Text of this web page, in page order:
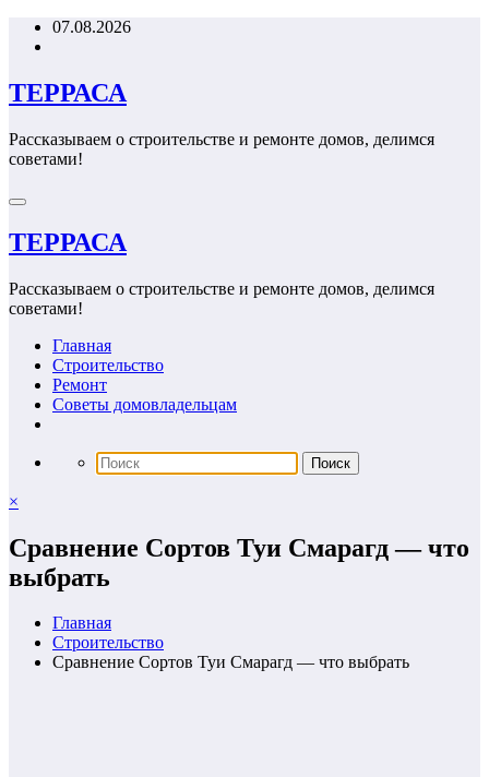
Перейти07.08.2026
ТЕРРАСА
Рассказываем о строительстве и ремонте домов, делимся
советами!
ТЕРРАСА
Рассказываем о строительстве и ремонте домов, делимся
советами!
Главная
Строительство
Ремонт
Советы домовладельцам
×
Сравнение Сортов Туи Смарагд — что
выбрать
Главная
Строительство
Сравнение Сортов Туи Смарагд — что выбрать